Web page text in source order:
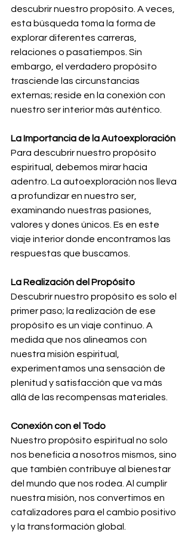
descubrir nuestro propósito. A veces,
esta búsqueda toma la forma de
explorar diferentes carreras,
relaciones o pasatiempos. Sin
embargo, el verdadero propósito
trasciende las circunstancias
externas; reside en la conexión con
nuestro ser interior más auténtico.
La Importancia de la Autoexploración
Para descubrir nuestro propósito
espiritual, debemos mirar hacia
adentro. La autoexploración nos lleva
a profundizar en nuestro ser,
examinando nuestras pasiones,
valores y dones únicos. Es en este
viaje interior donde encontramos las
respuestas que buscamos.
La Realización del Propósito
Descubrir nuestro propósito es solo el
primer paso; la realización de ese
propósito es un viaje continuo. A
medida que nos alineamos con
nuestra misión espiritual,
experimentamos una sensación de
plenitud y satisfacción que va más
allá de las recompensas materiales.
Conexión con el Todo
Nuestro propósito espiritual no solo
nos beneficia a nosotros mismos, sino
que también contribuye al bienestar
del mundo que nos rodea. Al cumplir
nuestra misión, nos convertimos en
catalizadores para el cambio positivo
y la transformación global.